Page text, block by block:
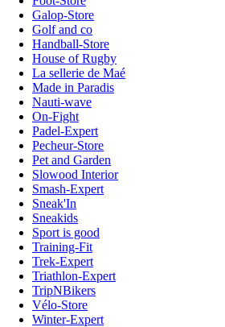
Galop-Store
Golf and co
Handball-Store
House of Rugby
La sellerie de Maé
Made in Paradis
Nauti-wave
On-Fight
Padel-Expert
Pecheur-Store
Pet and Garden
Slowood Interior
Smash-Expert
Sneak'In
Sneakids
Sport is good
Training-Fit
Trek-Expert
Triathlon-Expert
TripNBikers
Vélo-Store
Winter-Expert